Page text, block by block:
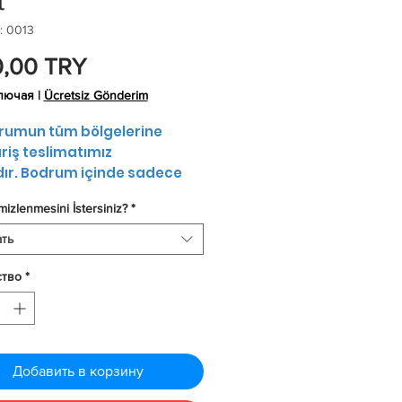
0013
TRYЦена
| Ücretsiz Gönderim
tüm bölgelerine
teslimatımız
Bodrum içinde sadece
ödeme seçeneğimiz
bir gün önceden
yeterlidir, ertesi gün
teslim edilecektir.
İstersiniz? *
*
Добавить в корзину